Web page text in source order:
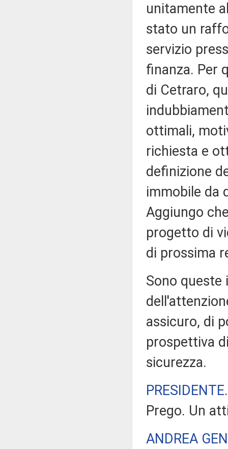
unitamente
stato un
servizio
finanza. Per
di Cetraro,
ottimali,
richiesta e
definizione
immobile da
Aggiungo
progetto di
di prossima
Sono queste
assicuro, di
prospettiva
sicurezza.
PRESIDENTE
Prego. Un
ANDREA